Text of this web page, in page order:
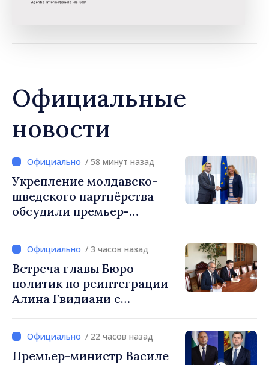
Официальные
новости
/ 58 минут назад
Укрепление молдавско-
шведского партнёрства
обсудили премьер-
посол Швеции Петра Лярке
/ 3 часов назад
Встреча главы Бюро
политик по реинтеграции
Алина Гвидиани с
Международного Комитета
Красного Креста в
Молдове
/ 22 часов назад
Премьер-министр Василе